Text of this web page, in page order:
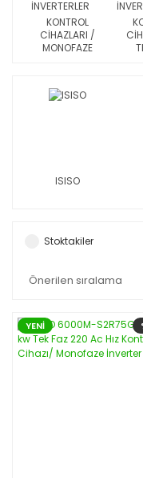
MONOFAZE HIZ
KONTROL
CİHAZLARI /
MONOFAZE
ISISO
Stoktakiler
YENİ